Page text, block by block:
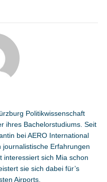
Politikwissenschaft
ihres Bachelorstudiums. Seit
bei AERO International
Erfahrungen
interessiert sich Mia schon
sie sich dabei für’s
Airports.